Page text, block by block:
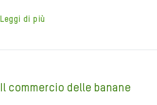
Leggi di più
Il commercio delle banane